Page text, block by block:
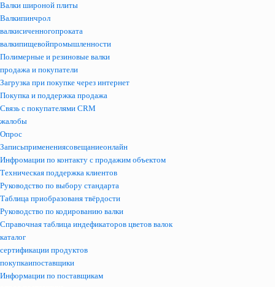
Валки широной плиты
Валкипинчрол
валкисиченногопроката
валкипищевойпромышленности
Полимерные и резиновые валки
продажа и покупатели
Загрузка при покупке через интернет
Покупка и поддержка продажа
Связь с покупателями CRM
жалобы
Опрос
Записьприменениясовещаниеонлайн
Инфромации по контакту с продажим объектом
Техническая поддержка клиентов
Руководство по выбору стандарта
Таблица приобразованя твёрдости
Руководство по кодированию валки
Справочная таблица индефикаторов цветов валок
каталог
сертификации продуктов
покупкаипоставщики
Информации по поставщикам